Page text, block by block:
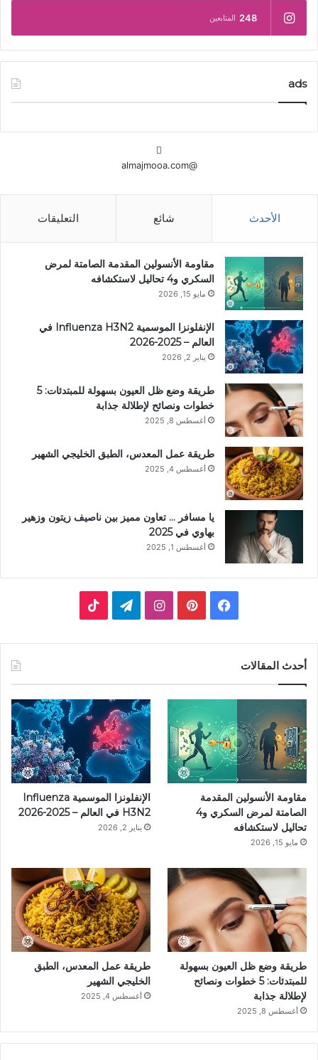
248 المتابعين
ads
@almajmooa.com
الأحدث شائع التعليقات
مقاومة الأنسولين المقدمة الصامتة لمرض
السكري و4 تحاليل لاستكشافه
مايو 15, 2026
الإنفلونزا الموسمية Influenza H3N2 في
العالم – 2025-2026
يناير 2, 2026
طريقة وضع ظل العيون بسهولة للمبتدئات: 5
خطوات ونصائح لإطلالة جذابة
أغسطس 8, 2025
طريقة عمل المعدس، الطبق الخليجي الشهير
أغسطس 4, 2025
يا مسافر … تعاون مميز بين ناصيف زيتون وزهير
بهاوي في 2025
أغسطس 1, 2025
و
ك
ي
ر
ي
ق
ر
م
ر
ا
T
k
أحدث المقالات
مقاومة الأنسولين المقدمة
الصامتة لمرض السكري و4
تحاليل لاستكشافه
مايو 15, 2026
الإنفلونزا الموسمية Influenza
H3N2 في العالم – 2025-2026
يناير 2, 2026
طريقة وضع ظل العيون بسهولة
للمبتدئات: 5 خطوات ونصائح
لإطلالة جذابة
أغسطس 8, 2025
طريقة عمل المعدس، الطبق
الخليجي الشهير
أغسطس 4, 2025